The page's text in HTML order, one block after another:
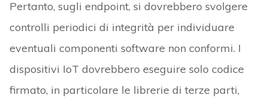
Pertanto, sugli endpoint, si dovrebbero svolgere
controlli periodici di integrità per individuare
eventuali componenti software non conformi. I
dispositivi IoT dovrebbero eseguire solo codice
firmato, in particolare le librerie di terze parti,